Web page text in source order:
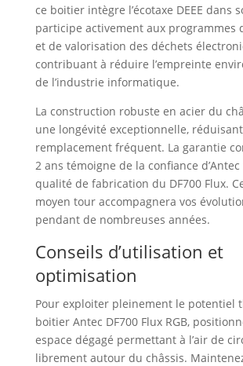
ce boitier intègre l’écotaxe DEEE dans
participe activement aux programmes
et de valorisation des déchets
contribuant à réduire l’empreinte
de l’industrie informatique.
La construction robuste en acier du
une longévité exceptionnelle,
remplacement fréquent. La garantie
2 ans témoigne de la confiance
qualité de fabrication du DF700 Flux.
moyen tour accompagnera vos
pendant de nombreuses années.
Conseils d’utilisation et
optimisation
Pour exploiter pleinement le potentiel
boitier Antec DF700 Flux RGB,
espace dégagé permettant à l’air de
librement autour du châssis.